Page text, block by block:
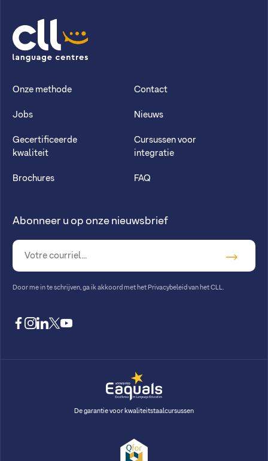
CLL
Onze methode
Jobs
Gecertificeerde
kwaliteit
Brochures
Contact
Nieuws
Cursussen voor
integratie
FAQ
Abonneer u op onze nieuwsbrief
Door me in te schrijven, ga ik akkoord met het Privacybeleid van het CLL
facebook
instagram
linkedin
twitteryoutube
De garantie voor kwaliteitstaalcursussen